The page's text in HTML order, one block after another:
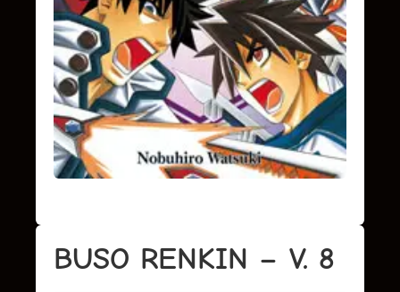
BUSO RENKIN – V. 8